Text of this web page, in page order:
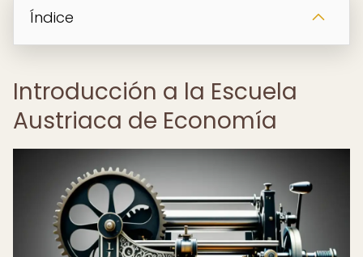
Índice
Introducción a la Escuela
Austriaca de Economía